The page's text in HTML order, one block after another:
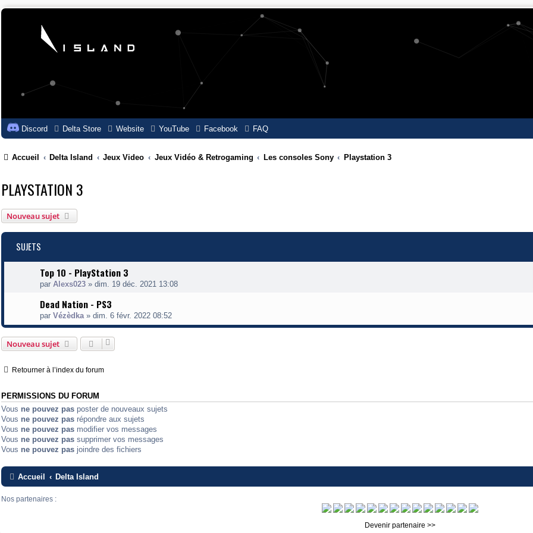
Discord Delta Store Website YouTube Facebook FAQ
Accueil Delta Island Jeux Video Jeux Vidéo & Retrogaming Les consoles Sony Playstation 3
PLAYSTATION 3
Nouveau sujet
SUJETS
Top 10 - PlayStation 3
par Alexs023 » dim. 19 déc. 2021 13:08
Dead Nation - PS3
par Vézèdka» dim. 6 févr. 2022 08:52
Nouveau sujet
Retourner à l’index du forum
PERMISSIONS DU FORUM
Vous ne pouvez pas poster de nouveaux sujets
Vous ne pouvez pas répondre aux sujets
Vous ne pouvez pas modifier vos messages
Vous ne pouvez pas supprimer vos messages
Vous ne pouvez pas joindre des fichiers
Accueil Delta Island
Nos partenaires :
Devenir partenaire >>